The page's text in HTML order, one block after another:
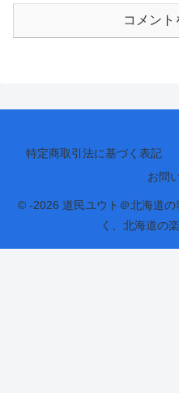
コメント
特定商取引法に基づく表記
お問
© -2026 道民ユウト＠北海道
く、北海道の